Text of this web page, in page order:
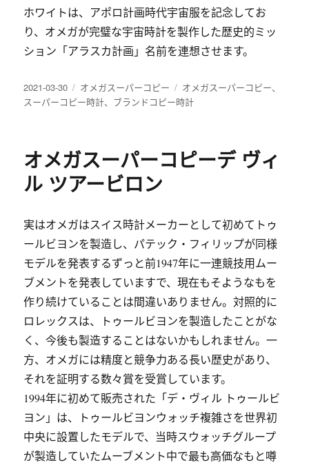
ホワイトは、アポロ計画時代宇宙服を記念してお
り、オメガが完璧な宇宙時計を製作した歴史的ミッ
ション「アラスカ計画」名前を連想させます。
发
布
2021-03-30
分
类
オメガスーパーコピー
标
签
オメガスーパーコピー、
スーパーコピー時計、 ブランドコピー時計
オメガスーパーコピーデ ヴィ
ル ツアービロン
実はオメガはスイス時計メーカーとして初めてトゥ
ールビヨンを製造し、パテック・フィリップが同様
モデルを発表するずっと前1947年に一連競技用ムー
ブメントを発表していますで、現在もそようなもを
作り続けていることは間違いありません。対照的に
ロレックスは、トゥールビヨンを製造したことがな
く、今後も製造することはないかもしれません。一
方、オメガには精度と競争力ある長い歴史があり、
それを証明する数々賞を受賞しています。
1994年に初めて販売された「デ・ヴィル トゥールビ
ヨン」は、トゥールビヨンウォッチ複雑さを世界初
中央に設置したモデルで、当時スウォッチグループ
が製造していたムーブメント中で最も高価なもと噂